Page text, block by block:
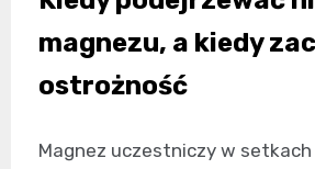
magnezu, a kiedy
ostrożność
Magnez uczestniczy w